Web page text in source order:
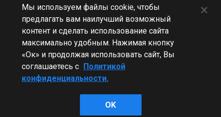
ПЕРЕЙТИ К СПИСКУ ТЕМ
Линкоры
Стиль
Мы используем файлы cookie, чтобы
предлагать вам наилучший возможный
контент и сделать использование сайта
максимально удобным. Нажимая кнопку
«Ок» и продолжая использовать сайт, Вы
соглашаетесь с Политикой
конфиденциальности.
OK
×